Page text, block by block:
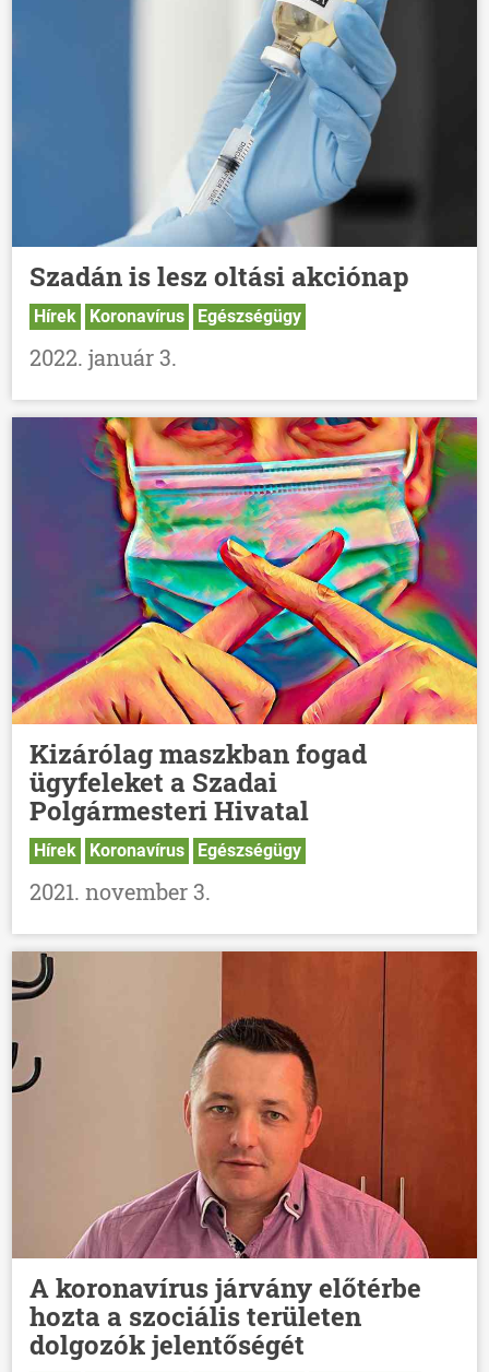
Szadán is lesz oltási akciónap
Hírek Koronavírus Egészségügy
2022. január 3.
Kizárólag maszkban fogad
ügyfeleket a Szadai
Polgármesteri Hivatal
Hírek Koronavírus Egészségügy
2021. november 3.
A koronavírus járvány előtérbe
hozta a szociális területen
dolgozók jelentőségét